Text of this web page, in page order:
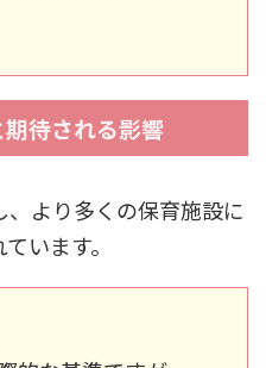
待される影響
、より多くの保育施設に
います。